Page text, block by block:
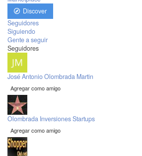
Discover
Seguidores
Siguiendo
Gente a seguir
Seguidores
José Antonio Olombrada Martin
Agregar como amigo
Olombrada Inversiones Startups
Agregar como amigo